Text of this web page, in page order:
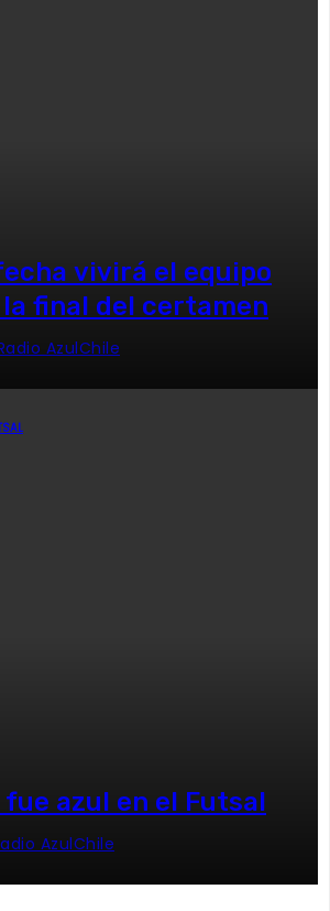
vivirá el equipo
final del certamen
AzulChile
azul en el Futsal
AzulChile